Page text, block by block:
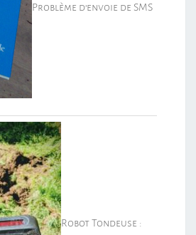
Problème d’envoie de SMS
Robot Tondeuse :